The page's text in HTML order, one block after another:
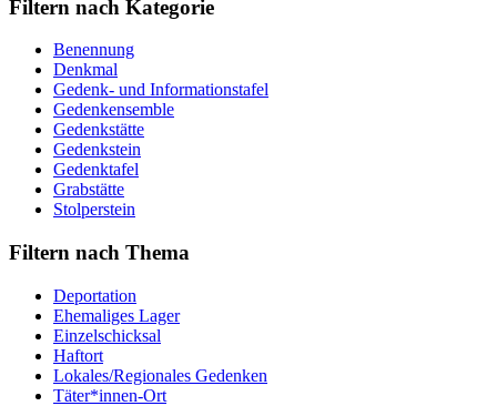
Filtern nach Kategorie
Benennung
Denkmal
Gedenk- und Informationstafel
Gedenkensemble
Gedenkstätte
Gedenkstein
Gedenktafel
Grabstätte
Stolperstein
Filtern nach Thema
Deportation
Ehemaliges Lager
Einzelschicksal
Haftort
Lokales/Regionales Gedenken
Täter*innen-Ort